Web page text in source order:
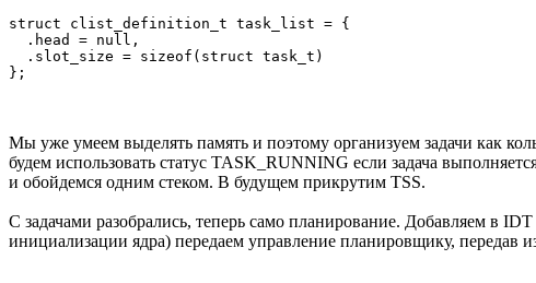
struct clist_definition_t task_list = {
  .head = null,
  .slot_size = sizeof(struct task_t)
Мы уже умеем выделять память и поэтому организуем задачи как
будем использовать статус TASK_RUNNING если задача
и обойдемся одним стеком. В будущем прикрутим TSS.
С задачами разобрались, теперь само планирование. Добавляем в
инициализации ядра) передаем управление планировщику, передав